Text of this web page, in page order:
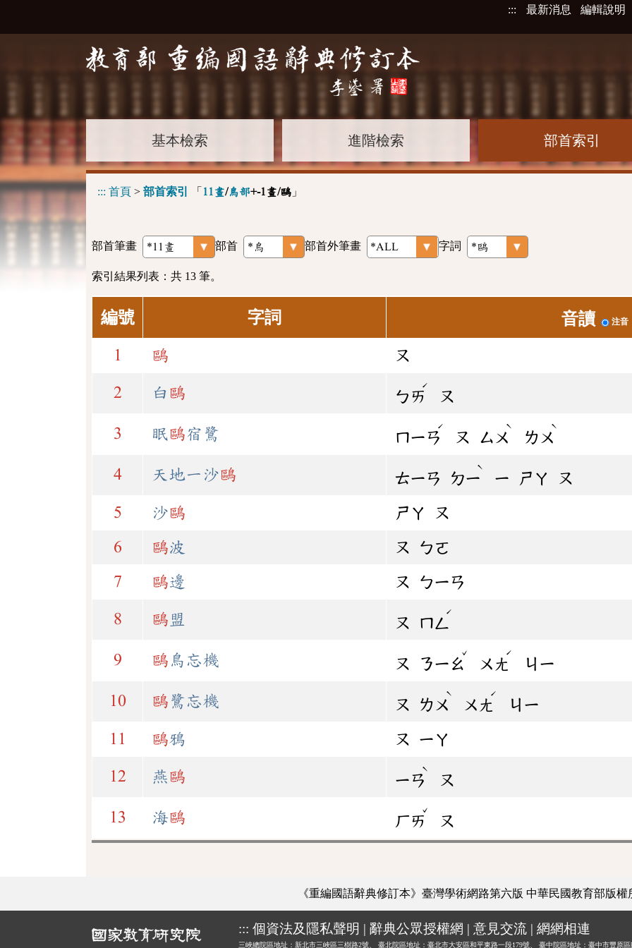
::: 最新消息 編輯說明
基本檢索 進階檢索 部首索引
::: 首頁 > 部首索引 「 11畫/鳥部+-1畫/鷗 」
部首筆畫 部首 部首外筆畫 字詞
索引結果列表：共 13 筆。
編號 字詞 音讀 注音
1 鷗 ㄡ
2 白 鷗 ㄅㄞ
ˊ
ㄡ
3 眠鷗宿鷺 ㄇㄧㄢ
ˊ
ㄡ ㄙㄨ
ˋ
ㄌㄨ
ˋ
4 天地一沙鷗 ㄊㄧㄢ ㄉㄧ
ˋ
ㄧ ㄕㄚ ㄡ
5 沙鷗 ㄕㄚ ㄡ
6 鷗波 ㄡ ㄅㄛ
7 鷗邊 ㄡ ㄅㄧㄢ
8 鷗 盟 ㄡ ㄇㄥ
ˊ
9 鷗 鳥忘機 ㄡ ㄋㄧㄠ
ˇ
ㄨㄤ
ˊ
ㄐㄧ
10 鷗 鷺忘機 ㄡ ㄌㄨ
ˋ
ㄨㄤ
ˊ
ㄐㄧ
11 鷗鴉 ㄡ ㄧㄚ
12 燕鷗 ㄧㄢ
ˋ
ㄡ
13 海鷗 ㄏㄞ
ˇ
ㄡ
《重編國語辭典修訂本》臺灣學術網路第六版 中華民國教育部版權
::: 個資法及隱私聲明 | 辭典公眾授權網 | 意見交流 | 網網相連
三峽總院區地址：新北市三峽區三樹路2號、 臺北院區地址：臺北市大安區和平東路一段179號、 臺中院區地址：臺中市豐原區